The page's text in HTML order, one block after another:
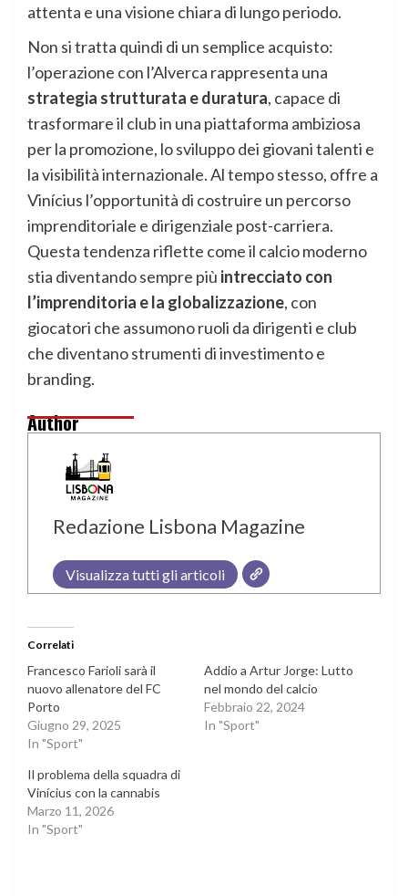
attenta e una visione chiara di lungo periodo.
Non si tratta quindi di un semplice acquisto:
l’operazione con l’Alverca rappresenta una
strategia strutturata e duratura, capace di
trasformare il club in una piattaforma ambiziosa
per la promozione, lo sviluppo dei giovani talenti e
la visibilità internazionale. Al tempo stesso, offre a
Vinícius l’opportunità di costruire un percorso
imprenditoriale e dirigenziale post-carriera.
Questa tendenza riflette come il calcio moderno
stia diventando sempre più intrecciato con
l’imprenditoria e la globalizzazione, con
giocatori che assumono ruoli da dirigenti e club
che diventano strumenti di investimento e
branding.
Author
Redazione Lisbona Magazine
Visualizza tutti gli articoli
Correlati
Francesco Farioli sarà il
nuovo allenatore del FC
Porto
Giugno 29, 2025
In "Sport"
Addio a Artur Jorge: Lutto
nel mondo del calcio
Febbraio 22, 2024
In "Sport"
Il problema della squadra di
Vinícius con la cannabis
Marzo 11, 2026
In "Sport"